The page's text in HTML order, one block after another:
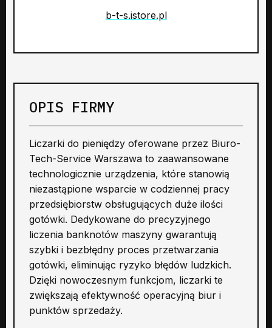
b-t-s.istore.pl
OPIS FIRMY
Liczarki do pieniędzy oferowane przez Biuro-
Tech-Service Warszawa to zaawansowane
technologicznie urządzenia, które stanowią
niezastąpione wsparcie w codziennej pracy
przedsiębiorstw obsługujących duże ilości
gotówki. Dedykowane do precyzyjnego
liczenia banknotów maszyny gwarantują
szybki i bezbłędny proces przetwarzania
gotówki, eliminując ryzyko błędów ludzkich.
Dzięki nowoczesnym funkcjom, liczarki te
zwiększają efektywność operacyjną biur i
punktów sprzedaży.